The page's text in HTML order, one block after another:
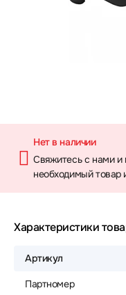
Нет в наличии
Свяжитесь с нами и
необходимый товар
Характеристики
Артикул
Партномер